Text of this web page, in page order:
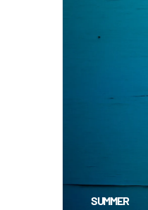
SUMMER